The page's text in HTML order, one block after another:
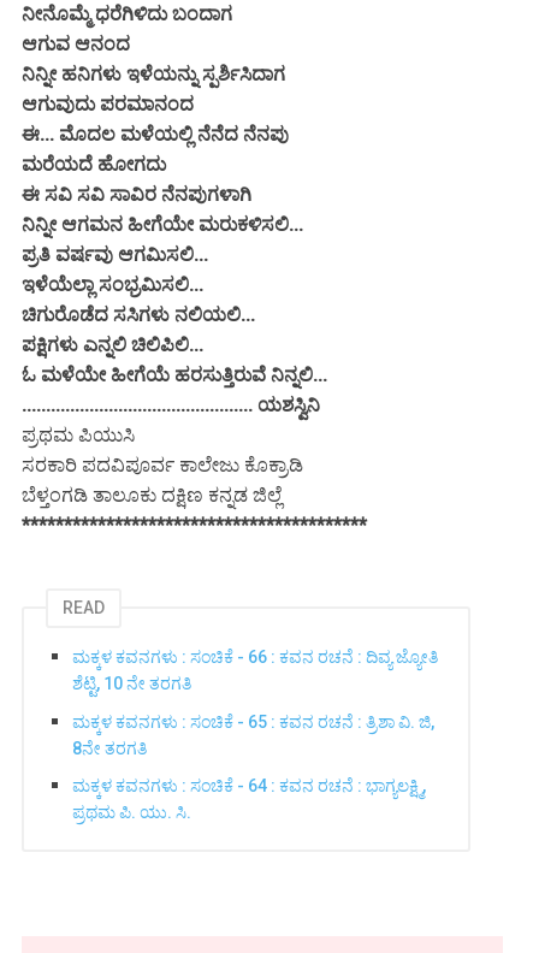
ನೀನೊಮ್ಮೆ ಧರೆಗಿಳಿದು ಬಂದಾಗ
ಆಗುವ ಆನಂದ
ನಿನ್ನೀ ಹನಿಗಳು ಇಳೆಯನ್ನು ಸ್ಪರ್ಶಿಸಿದಾಗ
ಆಗುವುದು ಪರಮಾನಂದ
ಈ... ಮೊದಲ ಮಳೆಯಲ್ಲಿ ನೆನೆದ ನೆನಪು
ಮರೆಯದೆ ಹೋಗದು
ಈ ಸವಿ ಸವಿ ಸಾವಿರ ನೆನಪುಗಳಾಗಿ
ನಿನ್ನೀ ಆಗಮನ ಹೀಗೆಯೇ ಮರುಕಳಿಸಲಿ...
ಪ್ರತಿ ವರ್ಷವು ಆಗಮಿಸಲಿ...
ಇಳೆಯೆಲ್ಲಾ ಸಂಭ್ರಮಿಸಲಿ...
ಚಿಗುರೊಡೆದ ಸಸಿಗಳು ನಲಿಯಲಿ...
ಪಕ್ಷಿಗಳು ಎನ್ನಲಿ ಚಿಲಿಪಿಲಿ...
ಓ ಮಳೆಯೇ ಹೀಗೆಯೆ ಹರಸುತ್ತಿರುವೆ ನಿನ್ನಲಿ...
................................................ ಯಶಸ್ವಿನಿ
ಪ್ರಥಮ ಪಿಯುಸಿ
ಸರಕಾರಿ ಪದವಿಪೂರ್ವ ಕಾಲೇಜು ಕೊಕ್ರಾಡಿ
ಬೆಳ್ತಂಗಡಿ ತಾಲೂಕು ದಕ್ಷಿಣ ಕನ್ನಡ ಜಿಲ್ಲೆ
*****************************************
READ
ಮಕ್ಕಳ ಕವನಗಳು : ಸಂಚಿಕೆ - 66 : ಕವನ ರಚನೆ : ದಿವ್ಯ ಜ್ಯೋತಿ
ಶೆಟ್ಟಿ, 10 ನೇ ತರಗತಿ
ಮಕ್ಕಳ ಕವನಗಳು : ಸಂಚಿಕೆ - 65 : ಕವನ ರಚನೆ : ತ್ರಿಶಾ ವಿ. ಜಿ,
8ನೇ ತರಗತಿ
ಮಕ್ಕಳ ಕವನಗಳು : ಸಂಚಿಕೆ - 64 : ಕವನ ರಚನೆ : ಭಾಗ್ಯಲಕ್ಷ್ಮಿ,
ಪ್ರಥಮ ಪಿ. ಯು. ಸಿ.